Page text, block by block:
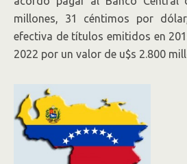
millones, 31 céntimos por
efectiva de títulos emitidos en
2022 por un valor de u$s 2.800